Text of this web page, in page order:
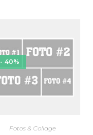
- 40%
Fotos & Collage